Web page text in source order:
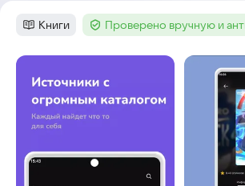
Категория
Книги Тег :Проверено вручную и
Скриншоты